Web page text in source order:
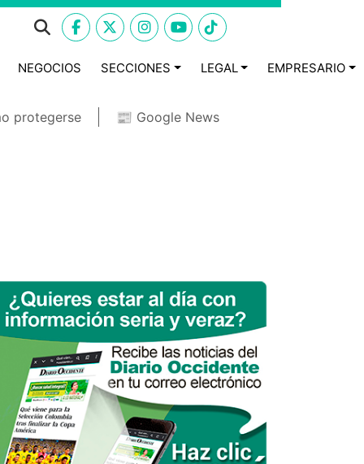
NEGOCIOS SECCIONES LEGAL EMPRESARIO
protegerse 📰 Google News